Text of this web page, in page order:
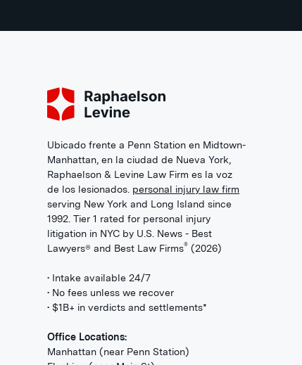
Ubicado frente a Penn Station en Midtown-
Manhattan, en la ciudad de Nueva York,
Raphaelson & Levine Law Firm es la voz
de los lesionados. personal injury law firm
serving New York and Long Island since
1992. Tier 1 rated for personal injury
litigation in NYC by U.S. News - Best
Lawyers® and Best Law Firms® (2026)
• Intake available 24/7
• No fees unless we recover
• $1B+ in verdicts and settlements*
Office Locations:
Manhattan (near Penn Station)